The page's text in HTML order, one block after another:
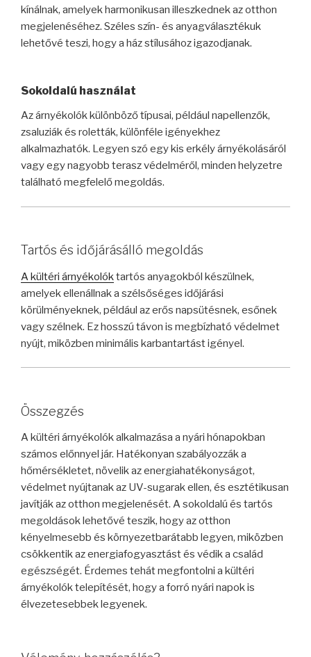
kínálnak, amelyek harmonikusan illeszkednek az otthon
megjelenéséhez. Széles szín- és anyagválasztékuk
lehetővé teszi, hogy a ház stílusához igazodjanak.
Sokoldalú használat
Az árnyékolók különböző típusai, például napellenzők,
zsaluziák és roletták, különféle igényekhez
alkalmazhatók. Legyen szó egy kis erkély árnyékolásáról
vagy egy nagyobb terasz védelméről, minden helyzetre
található megfelelő megoldás.
Tartós és időjárásálló megoldás
A kültéri árnyékolóktartós anyagokból készülnek,
amelyek ellenállnak a szélsőséges időjárási
körülményeknek, például az erős napsütésnek, esőnek
vagy szélnek. Ez hosszú távon is megbízható védelmet
nyújt, miközben minimális karbantartást igényel.
Összegzés
A kültéri árnyékolók alkalmazása a nyári hónapokban
számos előnnyel jár. Hatékonyan szabályozzák a
hőmérsékletet, növelik az energiahatékonyságot,
védelmet nyújtanak az UV-sugarak ellen, és esztétikusan
javítják az otthon megjelenését. A sokoldalú és tartós
megoldások lehetővé teszik, hogy az otthon
kényelmesebb és környezetbarátabb legyen, miközben
csökkentik az energiafogyasztást és védik a család
egészségét. Érdemes tehát megfontolni a kültéri
árnyékolók telepítését, hogy a forró nyári napok is
élvezetesebbek legyenek.